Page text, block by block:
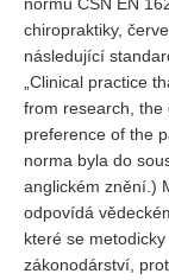
chiropraktiky,
následující
„Clinical practice
from research, the
preference of the
norma byla do
anglickém znění.)
odpovídá
které se
zákonodárství,